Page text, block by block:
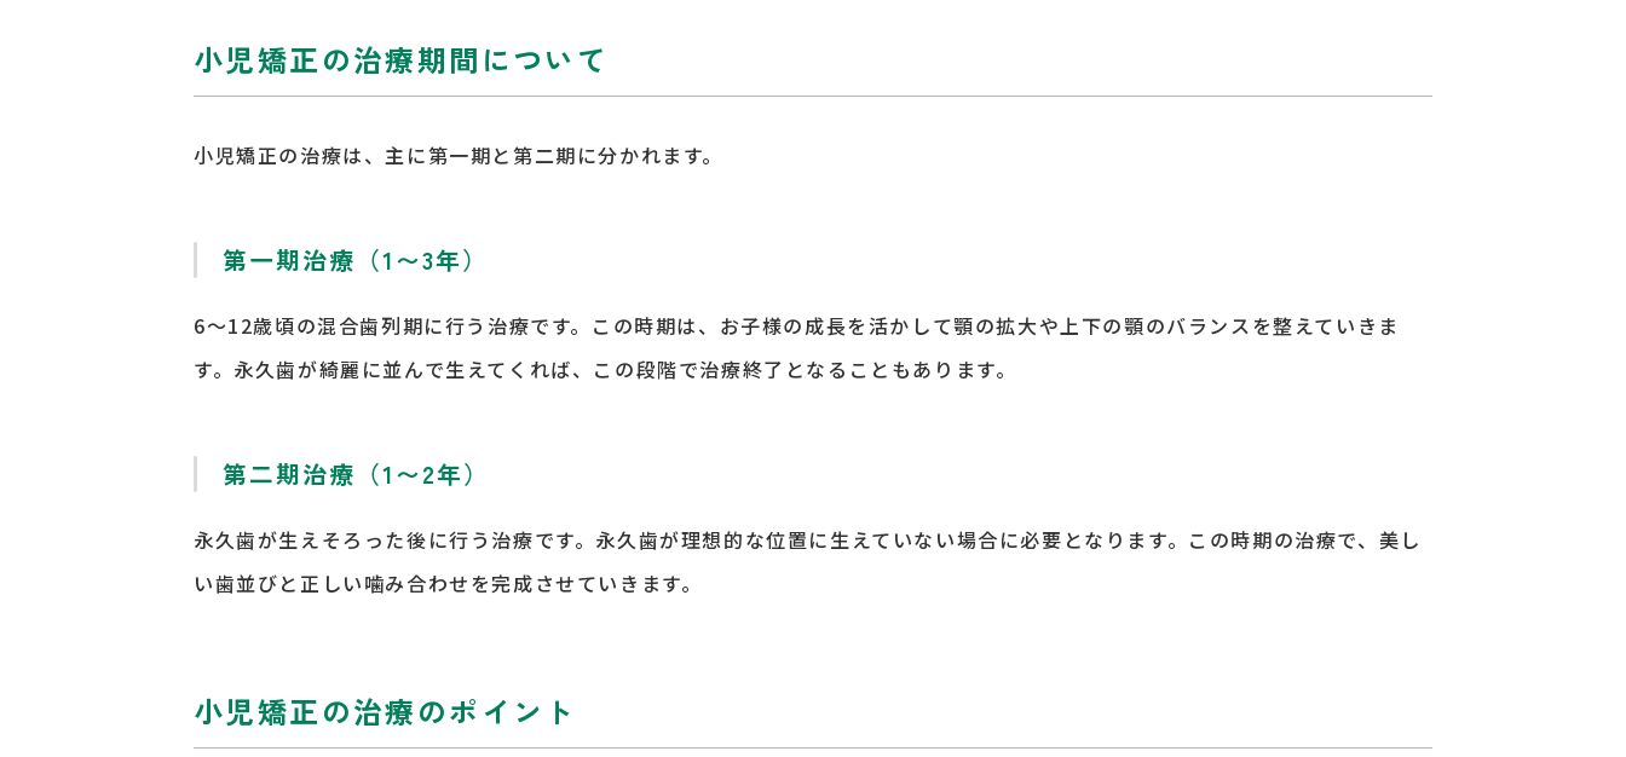
小児矯正の治療期間について
小児矯正の治療は、主に第一期と第二期に分かれます。
第一期治療（1〜3年）
6〜12歳頃の混合歯列期に行う治療です。この時期は、お子様の成長を活かして顎の拡大や上下の顎のバランスを整えていきま
す。永久歯が綺麗に並んで生えてくれば、この段階で治療終了となることもあります。
第二期治療（1〜2年）
永久歯が生えそろった後に行う治療です。永久歯が理想的な位置に生えていない場合に必要となります。この時期の治療で、美し
い歯並びと正しい噛み合わせを完成させていきます。
小児矯正の治療のポイント